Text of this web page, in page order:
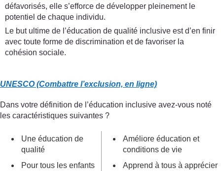
défavorisés, elle s’efforce de développer pleinement le
potentiel de chaque individu.
Le but ultime de l’éducation de qualité inclusive est d’en finir
avec toute forme de discrimination et de favoriser la
cohésion sociale.
UNESCO (Combattre l’exclusion, en ligne)
Dans votre définition de l’éducation inclusive avez-vous noté
les caractéristiques suivantes ?
Une éducation de
qualité
Pour tous les enfants
Améliore éducation et
conditions de vie
Apprend à tous à apprécier